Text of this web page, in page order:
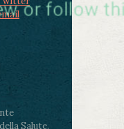
Salute.